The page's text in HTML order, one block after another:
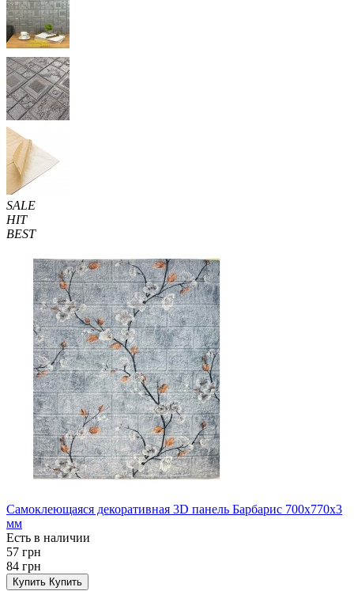
SALE
HIT
BEST
Самоклеющаяся декоративная 3D панель Барбарис 700x770x3
мм
Есть в наличии
57 грн
84 грн
Купить Купить